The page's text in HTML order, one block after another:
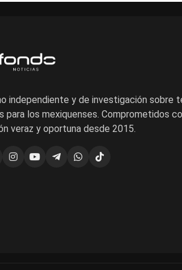
independiente y de investigación sobre
para los mexiquenses. Comprometidos
veraz y oportuna desde 2015.